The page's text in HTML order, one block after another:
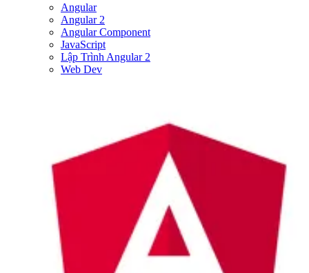
Angular
Angular 2
Angular Component
JavaScript
Lập Trình Angular 2
Web Dev